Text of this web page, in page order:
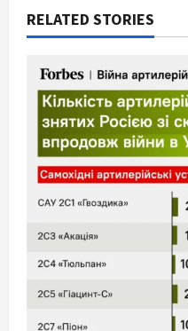
RELATED STORIES